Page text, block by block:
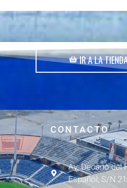
IR A LA
CONTACTO
Av. Decano del
Español, S/N